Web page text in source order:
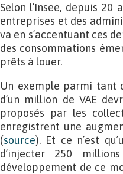
Selon l’Insee, depuis
entreprises et des
va en s’accentuant ces
des consommations
prêts à louer.
Un exemple parmi tant
d’un million de VAE
proposés par les
enregistrent une
(source). Et ce n’est
d’injecter 250
développement de ce